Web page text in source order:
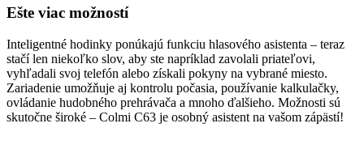
Ešte viac možností
Inteligentné hodinky ponúkajú funkciu hlasového asistenta – teraz
stačí len niekoľko slov, aby ste napríklad zavolali priateľovi,
vyhľadali svoj telefón alebo získali pokyny na vybrané miesto.
Zariadenie umožňuje aj kontrolu počasia, používanie kalkulačky,
ovládanie hudobného prehrávača a mnoho ďalšieho. Možnosti sú
skutočne široké – Colmi C63 je osobný asistent na vašom zápästí!